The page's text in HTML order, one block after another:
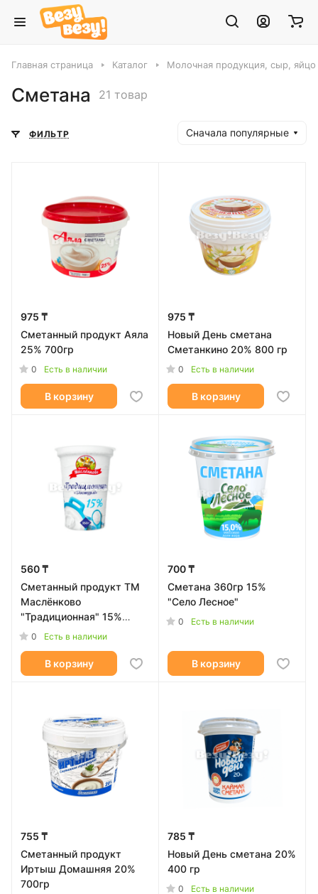
Главная страница Каталог Молочная продукция, сыр, яйцо
Сметана 21 товар
ФИЛЬТР Сначала популярные
975 ₸
Сметанный продукт Аяла
25% 700гр
0 Есть в наличии
В корзину
975 ₸
Новый День сметана
Сметанкино 20% 800 гр
0 Есть в наличии
В корзину
560 ₸
Сметанный продукт ТМ
Маслёнково
"Традиционная" 15%
350гр
0 Есть в наличии
В корзину
700 ₸
Сметана 360гр 15%
"Село Лесное"
0 Есть в наличии
В корзину
755 ₸
Сметанный продукт
Иртыш Домашняя 20%
700гр
785 ₸
Новый День сметана 20%
400 гр
0 Есть в наличии